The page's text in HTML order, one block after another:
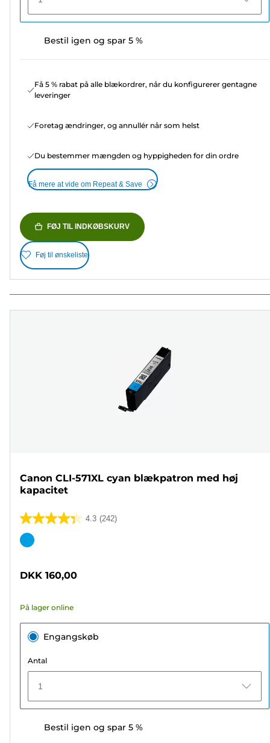
Bestil igen og spar 5 %
Få 5 % rabat på alle blækordrer, når du konfigurerer gentagne
leveringer
Foretag ændringer, og annullér når som helst
Du bestemmer mængden og hyppigheden for din ordre
Få mere at vide om Repeat & Save
FØJ TIL INDKØBSKURV
Føj til ønskeliste
Canon CLI-571XL cyan blækpatron med høj
kapacitet
4.3 (242)
4.3
ud
stjerner.
anmeldelser
Farvepatron
DKK 160,00
På lager online
Engangskøb
Antal
1
Bestil igen og spar 5 %